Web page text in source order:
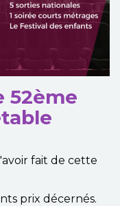
52ème
fait de cette
prix décernés.